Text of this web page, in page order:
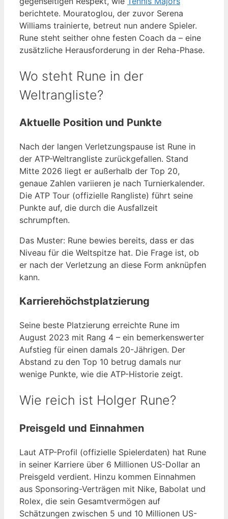
berichtete. Mouratoglou, der zuvor Serena
Williams trainierte, betreut nun andere Spieler.
Rune steht seither ohne festen Coach da – eine
zusätzliche Herausforderung in der Reha-Phase.
Wo steht Rune in der
Weltrangliste?
Aktuelle Position und Punkte
Nach der langen Verletzungspause ist Rune in
der ATP-Weltrangliste zurückgefallen. Stand
Mitte 2026 liegt er außerhalb der Top 20,
genaue Zahlen variieren je nach Turnierkalender.
Die ATP Tour (offizielle Rangliste) führt seine
Punkte auf, die durch die Ausfallzeit
schrumpften.
Das Muster: Rune bewies bereits, dass er das
Niveau für die Weltspitze hat. Die Frage ist, ob
er nach der Verletzung an diese Form anknüpfen
kann.
Karrierehöchstplatzierung
Seine beste Platzierung erreichte Rune im
August 2023 mit Rang 4 – ein bemerkenswerter
Aufstieg für einen damals 20-Jährigen. Der
Abstand zu den Top 10 betrug damals nur
wenige Punkte, wie die ATP-Historie zeigt.
Wie reich ist Holger Rune?
Preisgeld und Einnahmen
Laut ATP-Profil (offizielle Spielerdaten) hat Rune
in seiner Karriere über 6 Millionen US-Dollar an
Preisgeld verdient. Hinzu kommen Einnahmen
aus Sponsoring-Verträgen mit Nike, Babolat und
Rolex, die sein Gesamtvermögen auf
Schätzungen zwischen 5 und 10 Millionen US-